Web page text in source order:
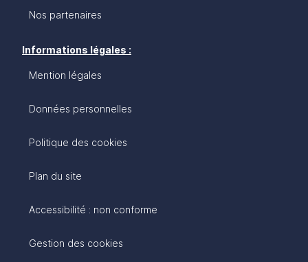
Nos partenaires
Informations légales :
Mention légales
Données personnelles
Politique des cookies
Plan du site
Accessibilité : non conforme
Gestion des cookies